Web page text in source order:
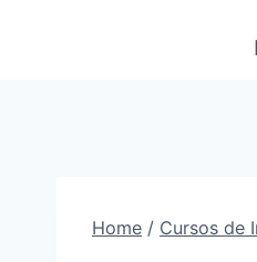
Home / Cursos de